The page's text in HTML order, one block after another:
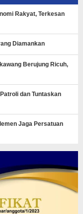
Rakyat, Terkesan
Diamankan
Berujung Ricuh,
dan Tuntaskan
Jaga Persatuan